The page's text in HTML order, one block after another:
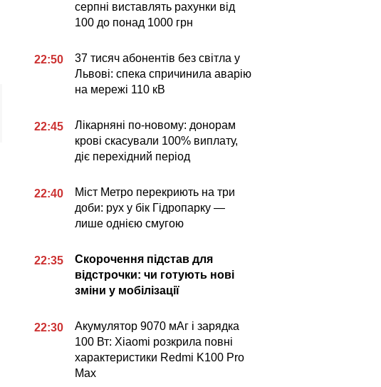
серпні виставлять рахунки від
100 до понад 1000 грн
22:50
37 тисяч абонентів без світла у
Львові: спека спричинила аварію
на мережі 110 кВ
22:45
Лікарняні по-новому: донорам
крові скасували 100% виплату,
діє перехідний період
22:40
Міст Метро перекриють на три
доби: рух у бік Гідропарку —
лише однією смугою
22:35
Скорочення підстав для
відстрочки: чи готують нові
зміни у мобілізації
22:30
Акумулятор 9070 мАг і зарядка
100 Вт: Xiaomi розкрила повні
характеристики Redmi K100 Pro
Max